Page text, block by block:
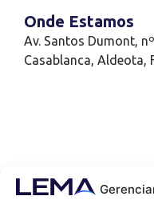
Onde Estamos
Av. Santos Dumont,
Casablanca, Aldeota,